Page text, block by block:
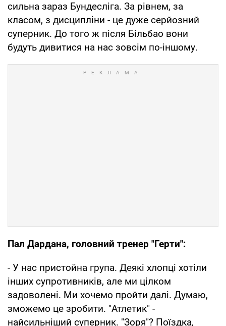
сильна зараз Бундесліга. За рівнем, за
класом, з дисципліни - це дуже серйозний
суперник. До того ж після Більбао вони
будуть дивитися на нас зовсім по-іншому.
Пал Дардана, головний тренер "Герти":
- У нас пристойна група. Деякі хлопці хотіли
інших супротивників, але ми цілком
задоволені. Ми хочемо пройти далі. Думаю,
зможемо це зробити. "Атлетик" -
найсильніший суперник. "Зоря"? Поїздка,